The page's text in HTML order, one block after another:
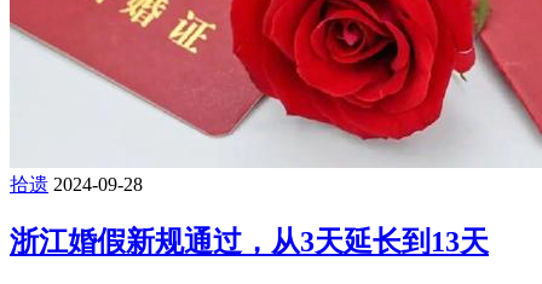
拾遗 2024-09-28
浙江婚假新规通过，从3天延长到13天